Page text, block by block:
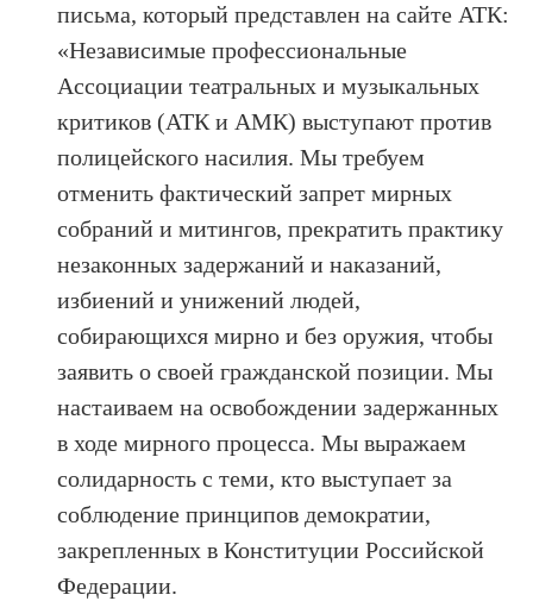
письма, который представлен на сайте АТК:
«Независимые профессиональные
Ассоциации театральных и музыкальных
критиков (АТК и АМК) выступают против
полицейского насилия. Мы требуем
отменить фактический запрет мирных
собраний и митингов, прекратить практику
незаконных задержаний и наказаний,
избиений и унижений людей,
собирающихся мирно и без оружия, чтобы
заявить о своей гражданской позиции. Мы
настаиваем на освобождении задержанных
в ходе мирного процесса. Мы выражаем
солидарность с теми, кто выступает за
соблюдение принципов демократии,
закрепленных в Конституции Российской
Федерации.